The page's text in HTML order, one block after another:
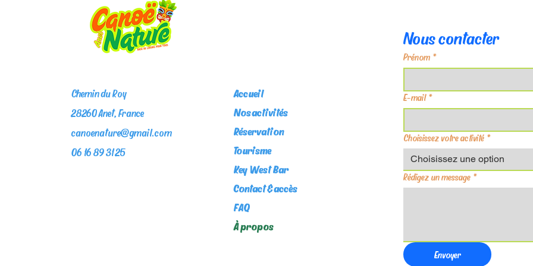
Chemin du Roy
28260 Anet, France
canoenature@gmail.com
06 16 89 31 25
Accueil
Nos activités
Réservation
Tourisme
Key West Bar
Contact & accès
FAQ
À propos
Nous contacter
Prénom *
E-mail *
Choisissez votre activité *
Choisissez une option
Rédigez un message *
Envoyer